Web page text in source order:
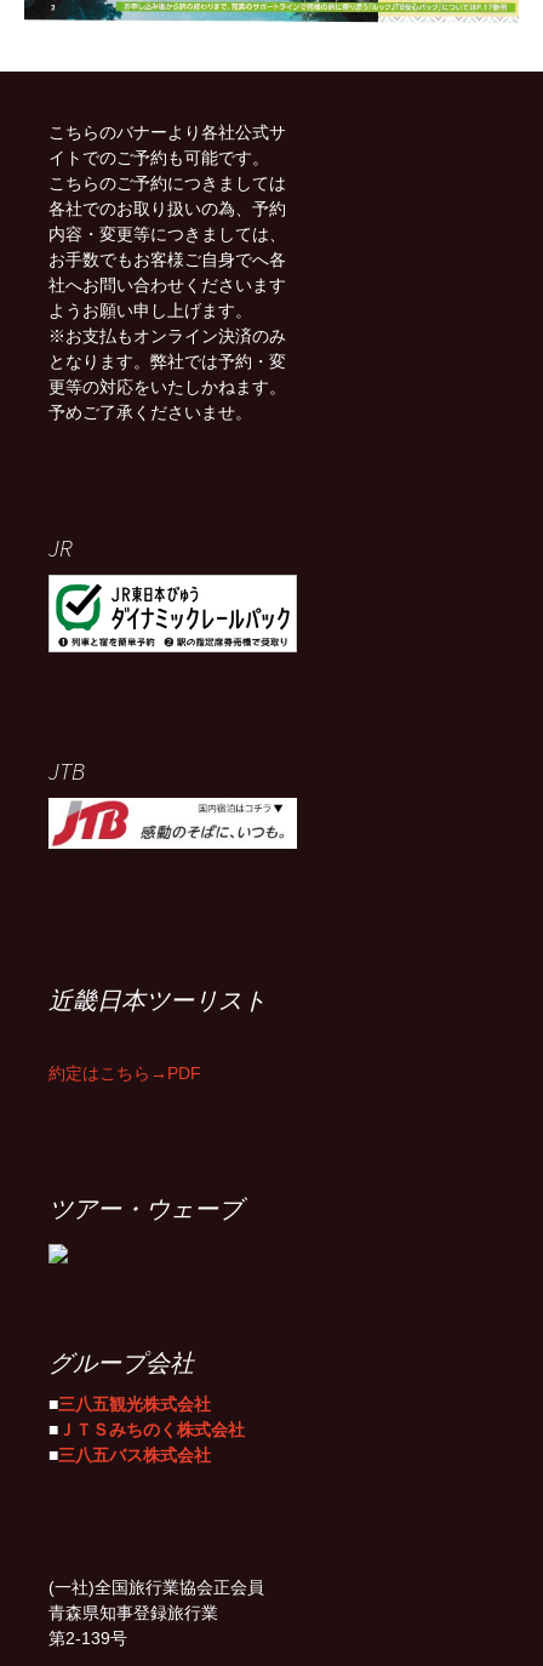
こちらのバナーより各社公式サ
イトでのご予約も可能です。
こちらのご予約につきましては
各社でのお取り扱いの為、予約
内容・変更等につきましては、
お手数でもお客様ご自身でへ各
社へお問い合わせくださいます
ようお願い申し上げます。
※お支払もオンライン決済のみ
となります。弊社では予約・変
更等の対応をいたしかねます。
予めご了承くださいませ。
JR
JTB
近畿日本ツーリスト
約定はこちら→PDF
ツアー・ウェーブ
グループ会社
■三八五観光株式会社
■ ＪＴＳみちのく株式会社
■三八五バス株式会社
(一社)全国旅行業協会正会員
青森県知事登録旅行業
第2-139号